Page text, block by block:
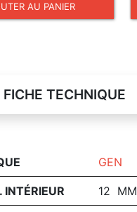
AU PANIER
TECHNIQUE
GEN
INTÉRIEUR 12 MM